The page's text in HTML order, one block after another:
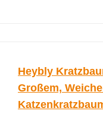
Heybly
Großem,